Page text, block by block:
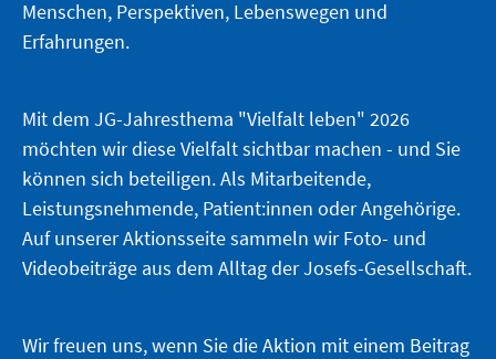
Menschen, Perspektiven, Lebenswegen und
Erfahrungen.
Mit dem JG-Jahresthema "Vielfalt leben" 2026
möchten wir diese Vielfalt sichtbar machen - und Sie
können sich beteiligen. Als Mitarbeitende,
Leistungsnehmende, Patient:innen oder Angehörige.
Auf unserer Aktionsseite sammeln wir Foto- und
Videobeiträge aus dem Alltag der Josefs-Gesellschaft.
Wir freuen uns, wenn Sie die Aktion mit einem Beitrag